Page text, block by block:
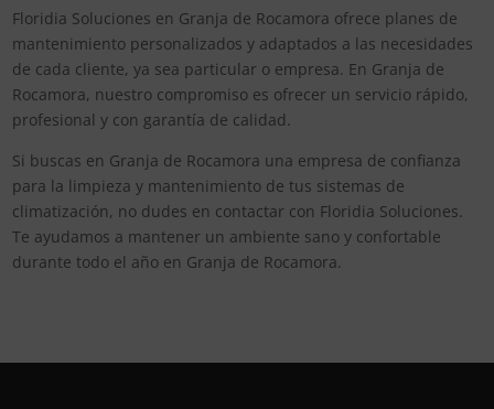
Floridia Soluciones en Granja de Rocamora ofrece planes de
mantenimiento personalizados y adaptados a las necesidades
de cada cliente, ya sea particular o empresa. En Granja de
Rocamora, nuestro compromiso es ofrecer un servicio rápido,
profesional y con garantía de calidad.
Si buscas en Granja de Rocamora una empresa de confianza
para la limpieza y mantenimiento de tus sistemas de
climatización, no dudes en contactar con Floridia Soluciones.
Te ayudamos a mantener un ambiente sano y confortable
durante todo el año en Granja de Rocamora.